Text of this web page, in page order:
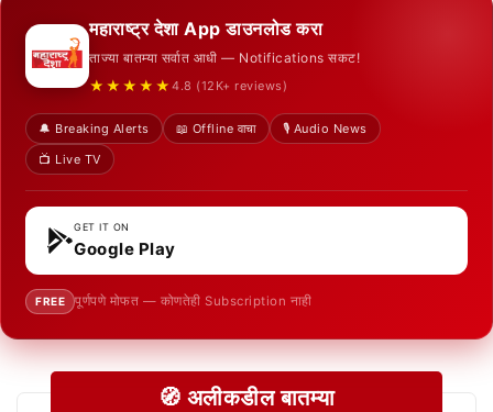
महाराष्ट्र देशा App डाउनलोड करा
ताज्या बातम्या सर्वात आधी — Notifications सकट!
★★★★★ 4.8 (12K+ reviews)
🔔 Breaking Alerts 📖 Offline वाचा
🎙️ Audio News
📺 Live TV
GET IT ON
Google Play
FREE पूर्णपणे मोफत — कोणतेही Subscription नाही
🧭 अलीकडील बातम्या